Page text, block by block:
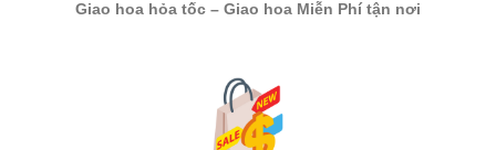
Giao hoa hỏa tốc – Giao hoa Miễn Phí tận nơi